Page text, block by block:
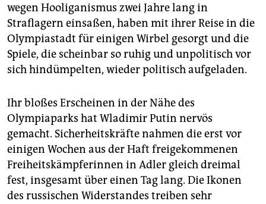
wegen Hooliganismus zwei Jahre lang in
Straflagern einsaßen, haben mit ihrer Reise in die
Olympiastadt für einigen Wirbel gesorgt und die
Spiele, die scheinbar so ruhig und unpolitisch vor
sich hindümpelten, wieder politisch aufgeladen.
Ihr bloßes Erscheinen in der Nähe des
Olympiaparks hat Wladimir Putin nervös
gemacht. Sicherheitskräfte nahmen die erst vor
einigen Wochen aus der Haft freigekommenen
Freiheitskämpferinnen in Adler gleich dreimal
fest, insgesamt über einen Tag lang. Die Ikonen
des russischen Widerstandes treiben sehr